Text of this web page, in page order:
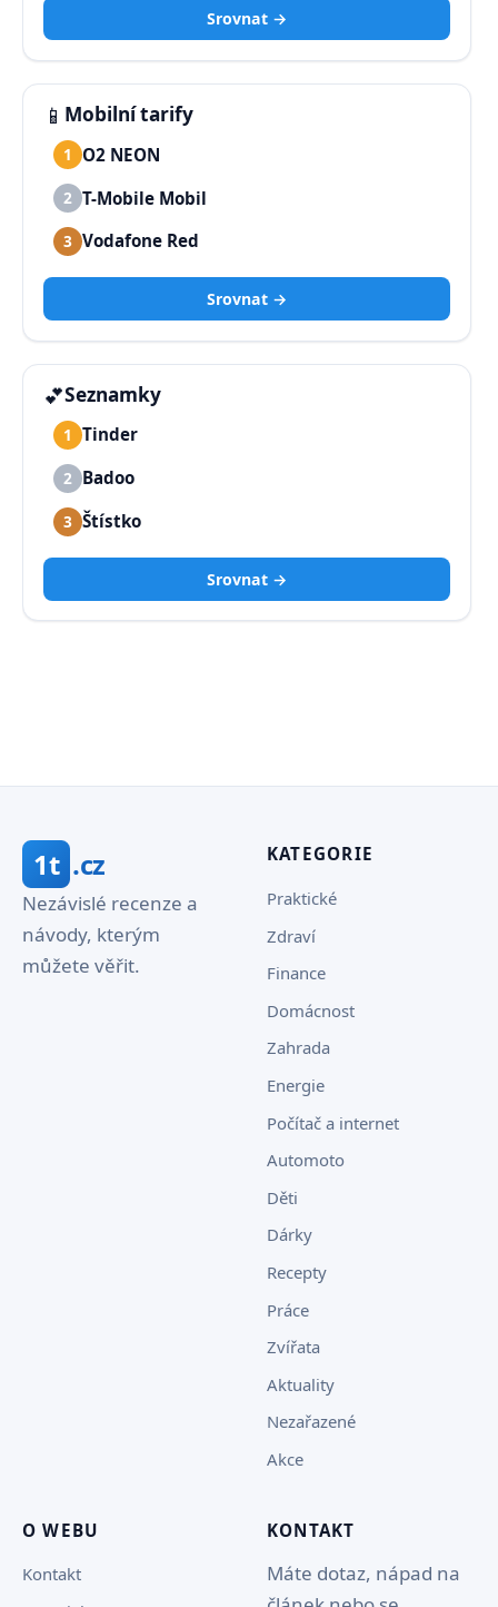
Srovnat →
📱 Mobilní tarify
1 O2 NEON
2 T-Mobile Mobil
3 Vodafone Red
Srovnat →
💕Seznamky
1 Tinder
2 Badoo
3 Štístko
Srovnat →
1t .cz
Nezávislé recenze a
návody, kterým
můžete věřit.
KATEGORIE
Praktické
Zdraví
Finance
Domácnost
Zahrada
Energie
Počítač a internet
Automoto
Děti
Dárky
Recepty
Práce
Zvířata
Aktuality
Nezařazené
Akce
O WEBU
Kontakt
KONTAKT
Máte dotaz, nápad na